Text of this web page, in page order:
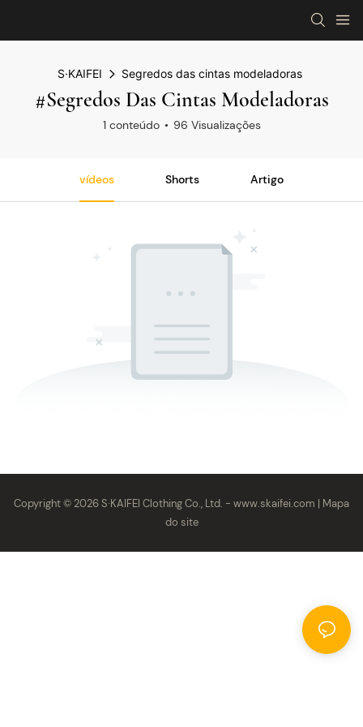
S·KAIFEI Segredos das cintas modeladoras
#Segredos Das Cintas Modeladoras
1 conteúdo 96 Visualizações
vídeos Shorts Artigo
Copyright © 2026 S·KAIFEI Clothing Co., Ltd. - www.skaifei.com | Mapa
do site